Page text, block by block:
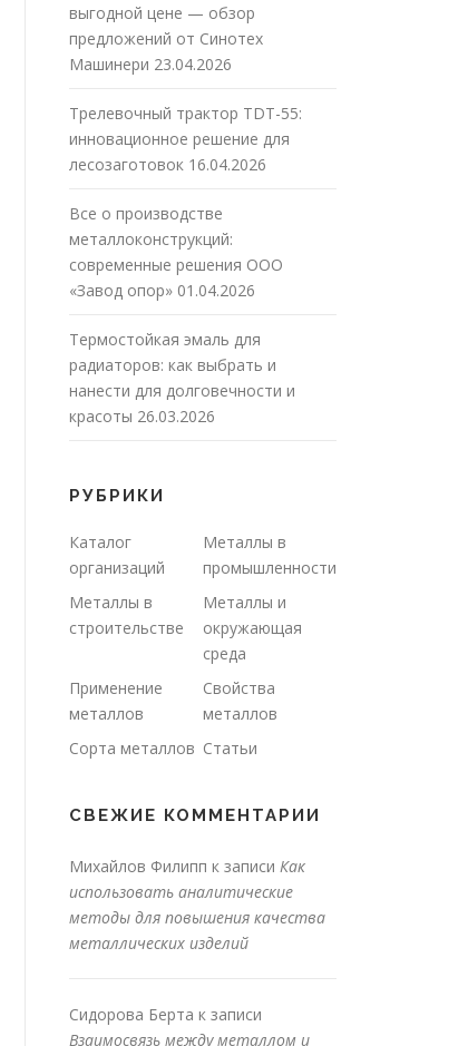
выгодной цене — обзор
предложений от Синотех
Машинери 23.04.2026
Трелевочный трактор TDT-55:
инновационное решение для
лесозаготовок 16.04.2026
Все о производстве
металлоконструкций:
современные решения ООО
«Завод опор» 01.04.2026
Термостойкая эмаль для
радиаторов: как выбрать и
нанести для долговечности и
красоты 26.03.2026
РУБРИКИ
Каталог
организаций
Металлы в
промышленности
Металлы в
строительстве
Металлы и
окружающая
среда
Применение
металлов
Свойства
металлов
Сорта металлов Статьи
СВЕЖИЕ КОММЕНТАРИИ
Михайлов Филипп к записи Как
использовать аналитические
методы для повышения качества
металлических изделий
Сидорова Берта к записи
Взаимосвязь между металлом и